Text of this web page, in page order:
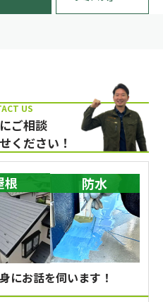
ご相談
ください！
根 防水
にお話を伺います！